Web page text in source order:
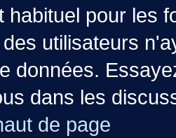
habituel pour les
utilisateurs
données.
dans les
de page